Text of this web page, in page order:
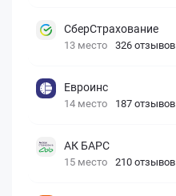
СберСтрахование
13 место 326 отзывов
Евроинс
14 место 187 отзывов
АК БАРС
15 место 210 отзывов